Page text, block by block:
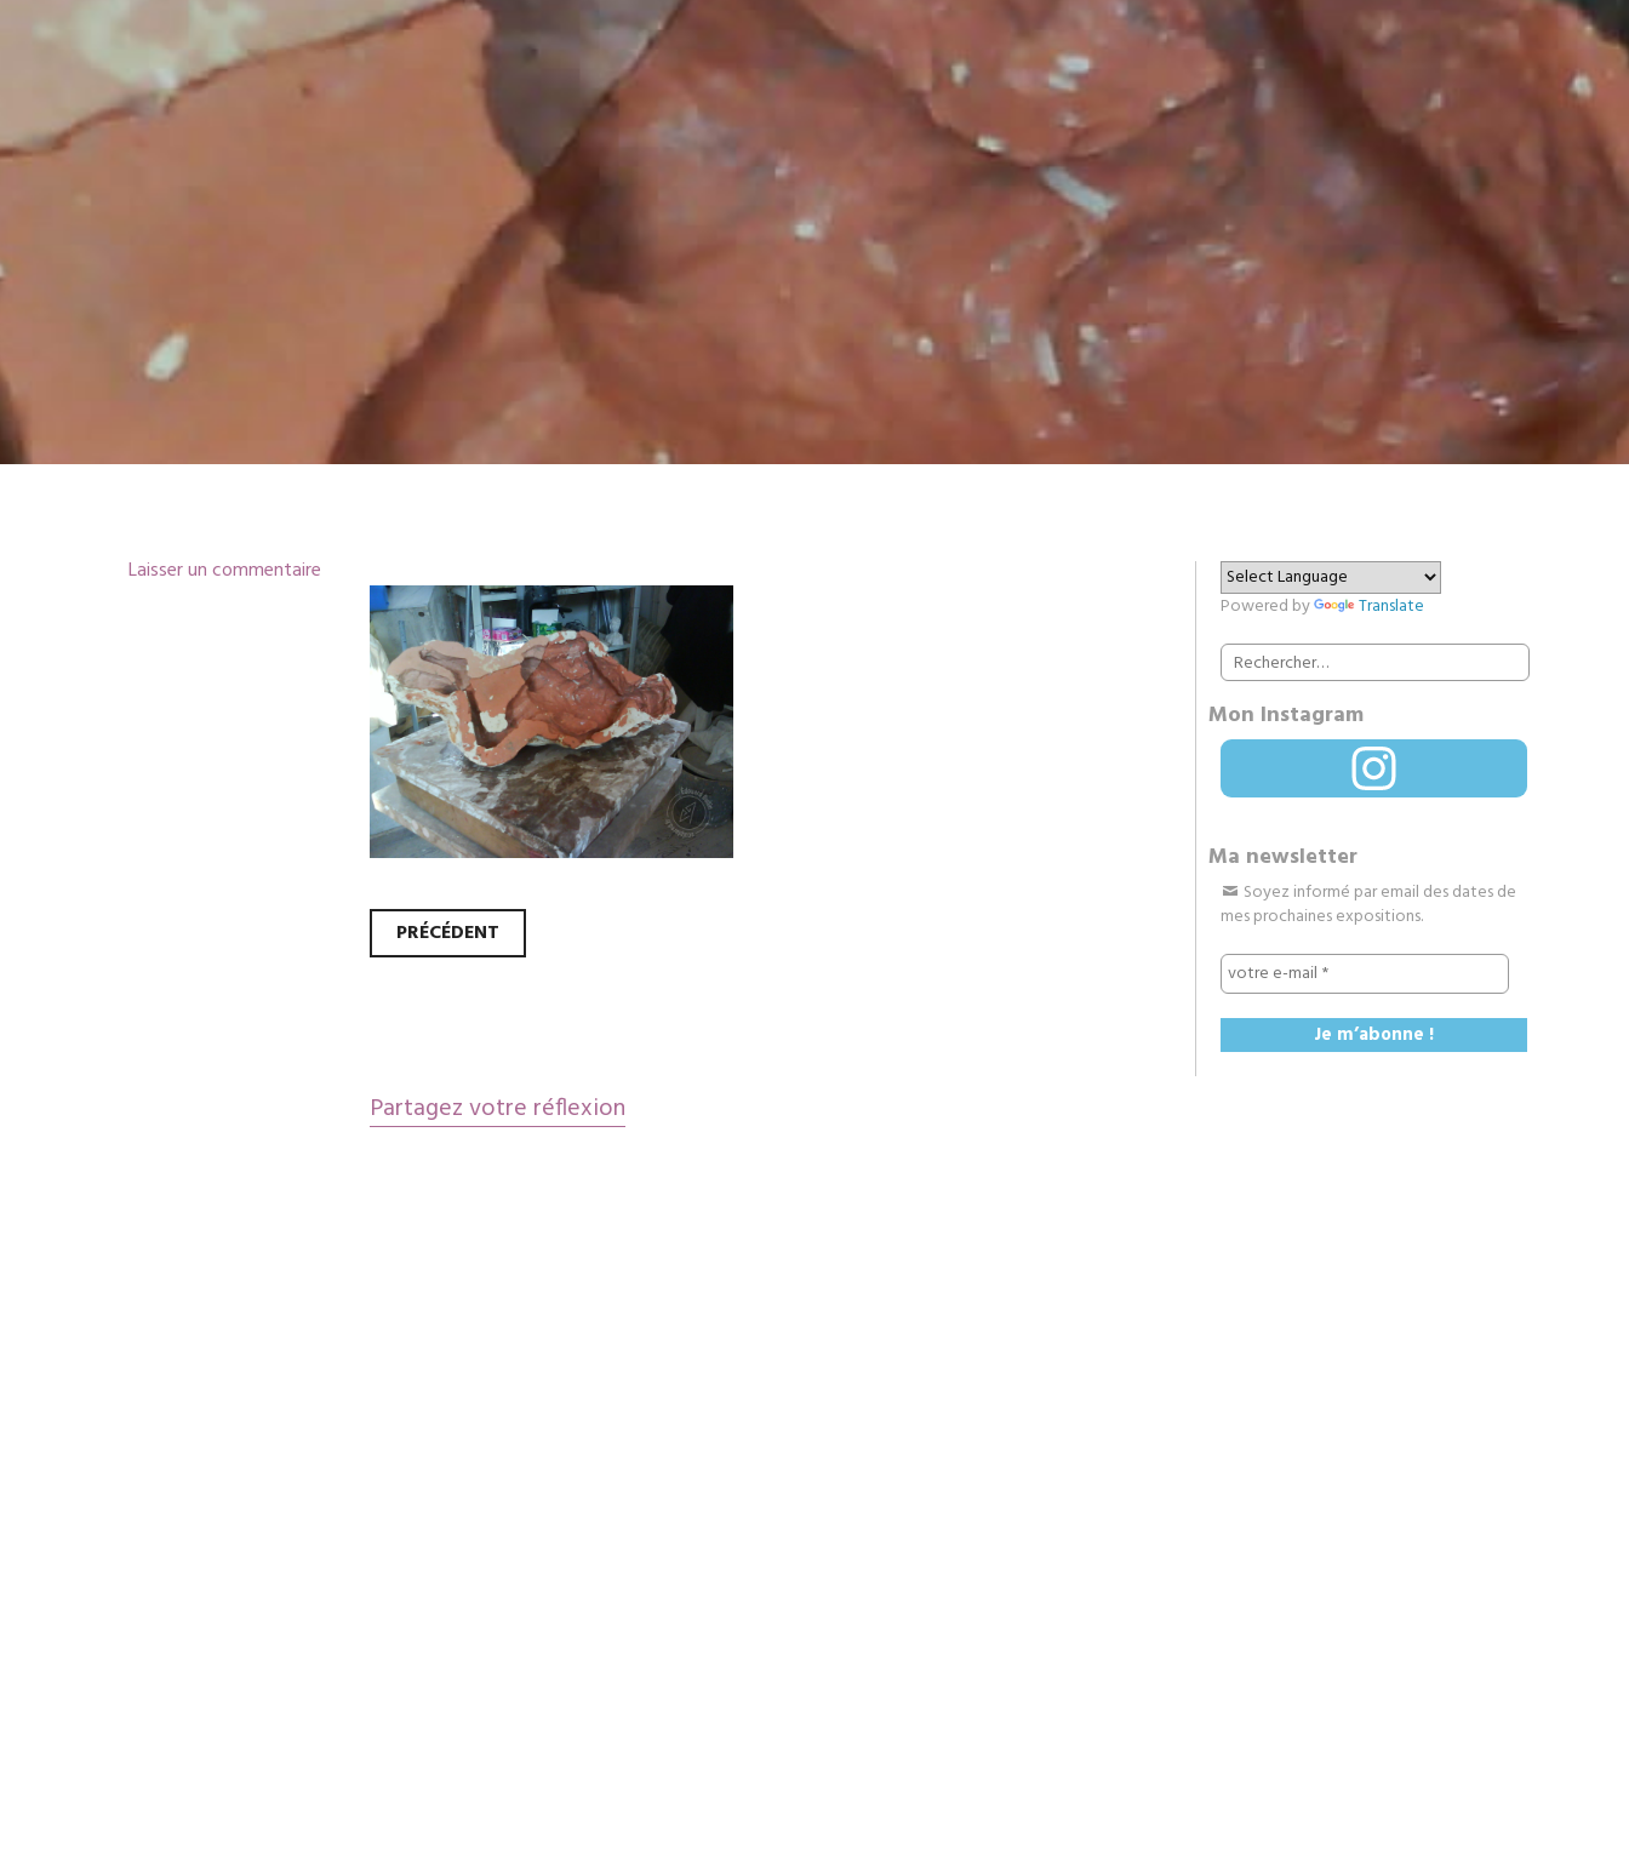
Laisser un commentaire
Navigation
articles
PRÉCÉDENT
Partagez votre réflexion
Powered by
Translate
Rechercher :
Mon Instagram
Instagram
Ma newsletter
Soyez informé par email des dates de
mes prochaines expositions.